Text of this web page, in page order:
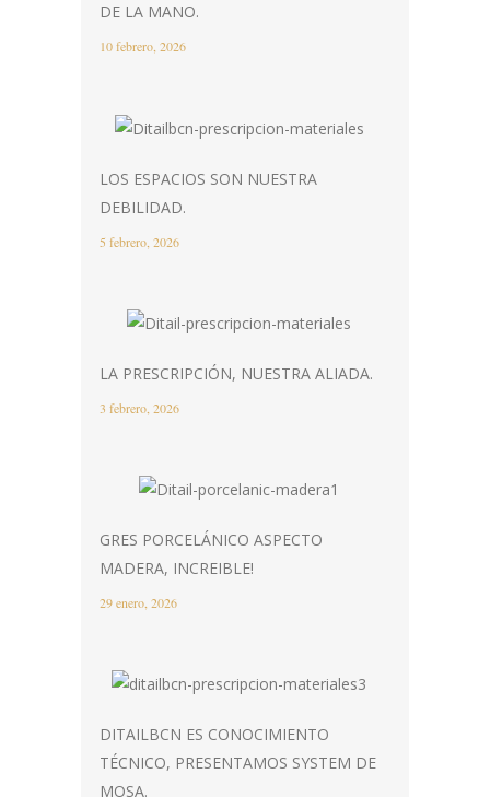
DE LA MANO.
10 febrero, 2026
LOS ESPACIOS SON NUESTRA
DEBILIDAD.
5 febrero, 2026
LA PRESCRIPCIÓN, NUESTRA ALIADA.
3 febrero, 2026
GRES PORCELÁNICO ASPECTO
MADERA, INCREIBLE!
29 enero, 2026
DITAILBCN ES CONOCIMIENTO
TÉCNICO, PRESENTAMOS SYSTEM DE
MOSA.